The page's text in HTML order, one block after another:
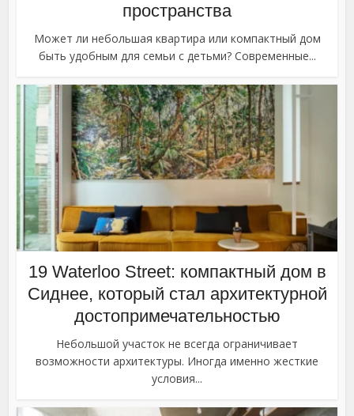
пространства
Может ли небольшая квартира или компактный дом
быть удобным для семьи с детьми? Современные...
19 Waterloo Street: компактный дом в
Сиднее, который стал архитектурной
достопримечательностью
Небольшой участок не всегда ограничивает
возможности архитектуры. Иногда именно жесткие
условия...